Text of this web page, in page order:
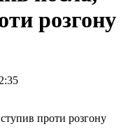
розгону